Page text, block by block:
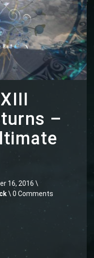
–
16, 2016 \
\ 0 Comments